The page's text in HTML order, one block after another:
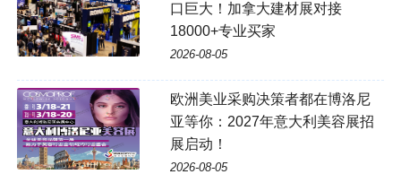
口巨大！加拿大建材展对接
18000+专业买家
2026-08-05
欧洲美业采购决策者都在博洛尼
亚等你：2027年意大利美容展招
展启动！
2026-08-05